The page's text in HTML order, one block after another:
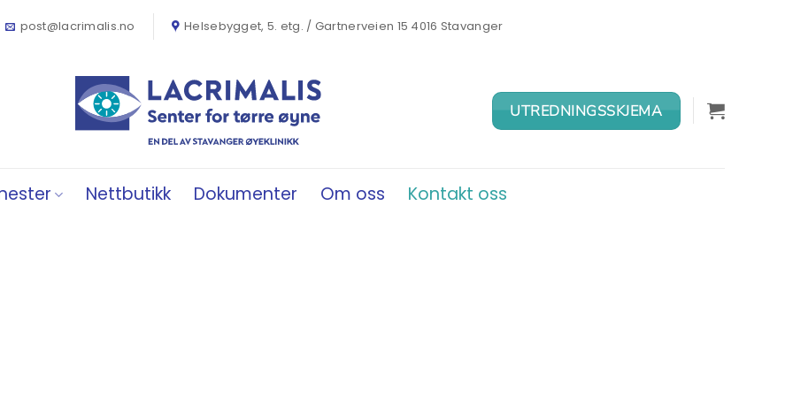
post@lacrimalis.no Helsebygget, 5. etg. / Gartnerveien 15 4016 Stavanger
UTREDNINGSSKJEMA
Nettbutikk Dokumenter Om oss Kontakt oss